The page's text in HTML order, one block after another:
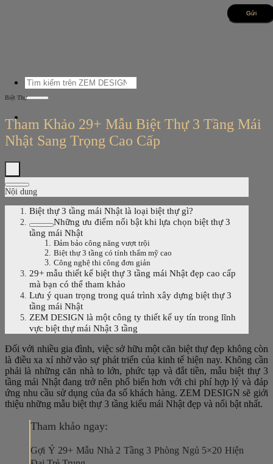
Tìm
kiếm:
Biệt Thự
Tham Khảo 29+ Mẫu Biệt Thự 3 Tầng Mái
Nhật Sang Trọng Cao Cấp
Nội dung
Biệt thự 3 tầng mái Nhật là loại biệt thự gì?
Những ưu điểm nổi bật khi lựa chọn biệt thự 3
tầng mái Nhật
Đảm bảo công năng vượt trội
Biệt thự 3 tầng có tính thẩm mỹ cao
Công nghệ thi công đơn giản
29+ mẫu thiết kế biệt thự 3 tầng mái Nhật đẹp cao cấp
mà bạn có thể tham khảo
Lưu ý quan trọng trong quá trình xây dựng biệt thự 3
tầng mái Nhật
ZEM DESIGN là một công ty thiết kế uy tín trong lĩnh
vực biệt thự mái Nhật 3 tầng
Đối với nhiều gia đình, việc sở hữu một căn biệt thự đẹp không còn
là điều xa xỉ nhờ vào sự phát triển của kinh tế hiện nay. Không cần
phải là những căn nhà to lớn, phức tạp và đắt tiền, mẫu biệt thự 3
tầng mái Nhật đang trở nên phổ biến hơn với chi phí hợp lý và đáp
ứng nhu cầu sử dụng của đa số khách hàng. ZEM DESIGN sẽ giới
thiệu những mẫu biệt thự 3 tầng kiểu mái Nhật đẹp và nổi bật nhất.
Tham khảo ngay:
Gợi Ý 29+ Mẫu Nhà 2 Tầng 3 Phòng Ngủ 5×20 Hiện